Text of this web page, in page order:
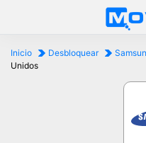
Inicio Desbloquear
Unidos